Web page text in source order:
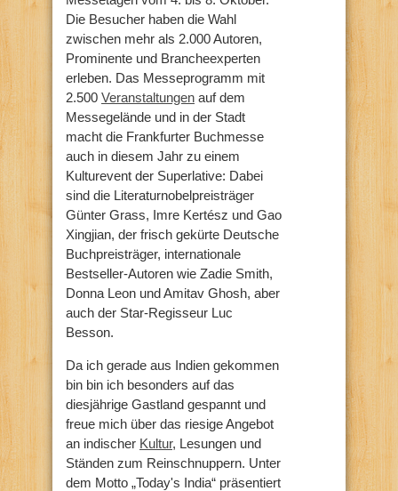
Die Besucher haben die Wahl
zwischen mehr als 2.000 Autoren,
Prominente und Brancheexperten
erleben. Das Messeprogramm mit
2.500 Veranstaltungen auf dem
Messegelände und in der Stadt
macht die Frankfurter Buchmesse
auch in diesem Jahr zu einem
Kulturevent der Superlative: Dabei
sind die Literaturnobelpreisträger
Günter Grass, Imre Kertész und Gao
Xingjian, der frisch gekürte Deutsche
Buchpreisträger, internationale
Bestseller-Autoren wie Zadie Smith,
Donna Leon und Amitav Ghosh, aber
auch der Star-Regisseur Luc
Besson.
Da ich gerade aus Indien gekommen
bin bin ich besonders auf das
diesjährige Gastland gespannt und
freue mich über das riesige Angebot
an indischer Kultur, Lesungen und
Ständen zum Reinschnuppern. Unter
dem Motto „Today's India“ präsentiert